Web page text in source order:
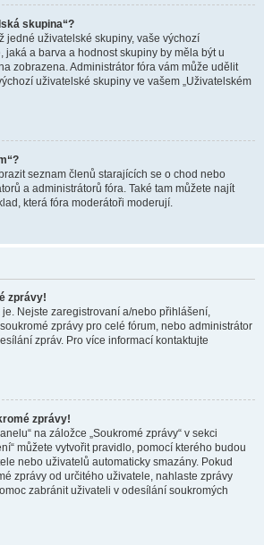
skupina“?
jedné uživatelské skupiny, vaše výchozí
jaká a barva a hodnost skupiny by měla být u
zobrazena. Administrátor fóra vám může udělit
uživatelské skupiny ve vašem „Uživatelském
seznam členů starajících se o chod nebo
a administrátorů fóra. Také tam můžete najít
která fóra moderátoři moderují.
zprávy!
je. Nejste zaregistrovaní a/nebo přihlášení,
zprávy pro celé fórum, nebo administrátor
zpráv. Pro více informací kontaktujte
zprávy!
na záložce „Soukromé zprávy“ v sekci
můžete vytvořit pravidlo, pomocí kterého budou
nebo uživatelů automaticky smazány. Pokud
zprávy od určitého uživatele, nahlaste zprávy
zabránit uživateli v odesílání soukromých